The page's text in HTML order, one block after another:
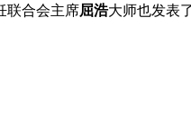
联合会主席屈浩大师也发表